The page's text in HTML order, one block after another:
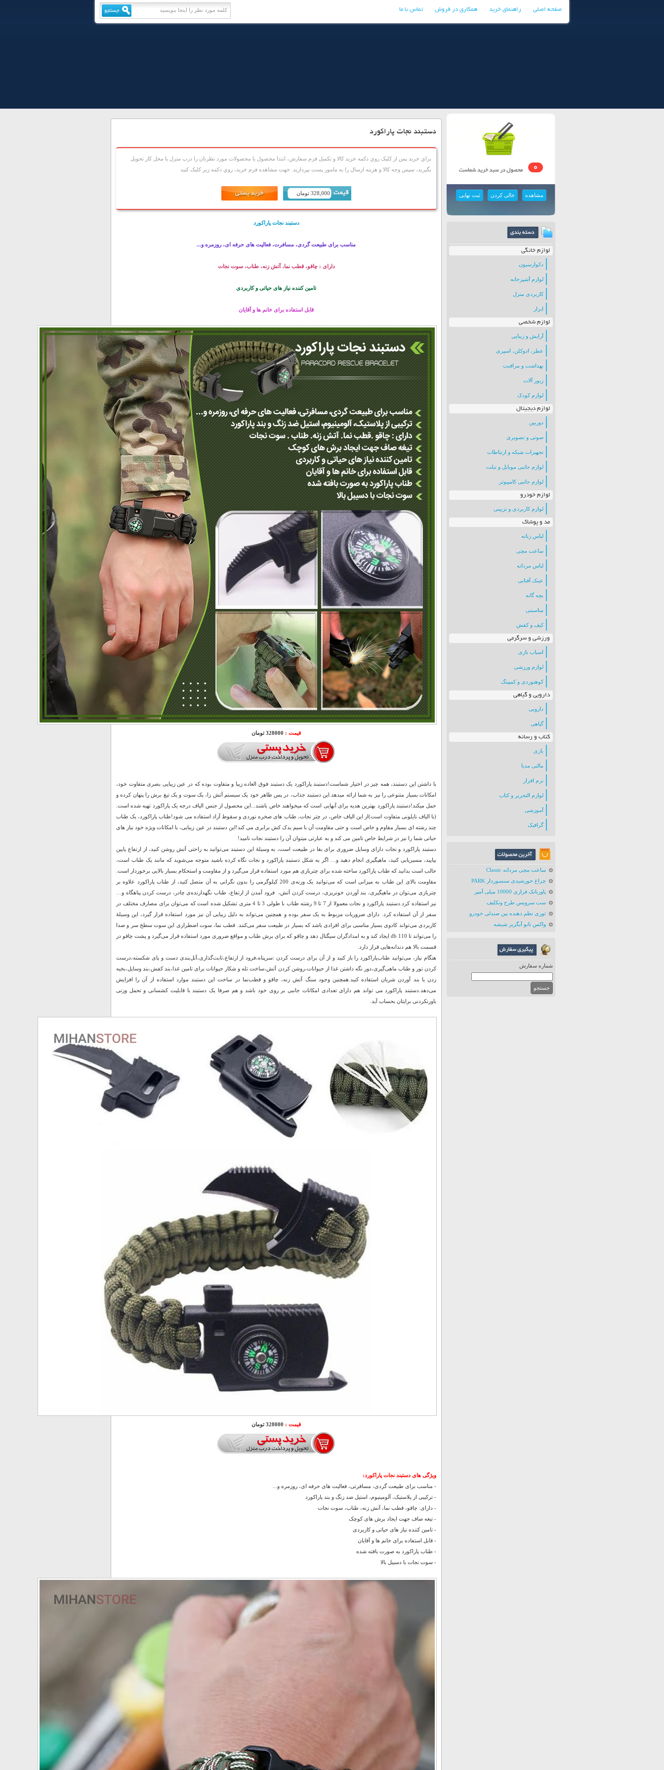
صفحه اصلی راهنمای خرید همکاری در فروش تماس با ما
0
مشاهده خالی کردن ثبت نهایی
لوازم خانگی
دکوارسیون
لوازم آشپزخانه
کاربردی منزل
ابزار
لوازم شخصی
آرایش و زیبایی
عطر، ادوکلن، اسپری
بهداشت و مراقبت
زیور آلات
لوازم کودک
لوازم دیجیتال
دوربین
صوتی و تصویری
تجهیزات شبکه و ارتباطات
لوازم جانبی موبایل و تبلت
لوازم جانبی کامپیوتر
لوازم خودرو
لوازم کاربردی و تزیینی
مد و پوشاک
لباس زنانه
ساعت مچی
لباس مردانه
عینک آفتابی
بچه گانه
مناسبتی
کیف و کفش
ورزشی و سرگرمی
اسباب بازی
لوازم ورزشی
کوهنوردی و کمپینگ
دارویی و گیاهی
دارویی
گیاهی
کتاب و رسانه
بازی
مالتی مدیا
نرم افزار
لوازم التحریر و کتاب
آموزشی
گرافیک
ساعت مچی مردانه Classic
چراغ خورشیدی سنسوردار PARK
پاوربانک فراری 10000 میلی آمپر
ست سرویس طرح ونکلیف
توری نظم دهنده بین صندلی خودرو
واکس نانو آبگریز شیشه
شماره سفارش
دستبند نجات پاراکورد
براي خريد پس از کليک روي دکمه خريد کالا و تکميل فرم سفارش، ابتدا محصول يا محصولات مورد نظرتان را درب منزل يا محل کار تحويل
بگيريد، سپس وجه کالا و هزينه ارسال را به مامور پست بپردازيد. جهت مشاهده فرم خريد، روي دکمه زير کليک کنيد
328,000 تومان
دستبند نجات پاراکورد
مناسب برای طبیعت گردی، مسافرت، فعالیت های حرفه ای، روزمره و...
دارای : چاقو، قطب نما، آتش زنه، طناب، سوت نجات
تامین کننده نیاز های حیاتی و کاربردی
قابل استفاده برای خانم ها و آقایان
قیمت : 328000 تومان
با داشتن این دستبند، همه چیز در اختیار شماست!دستبند پاراکورد یک دستبند فوق العاده زیبا و متفاوت بوده که در عین زیبایی بصری متفاوت خود،
امکانات بسیار متنوعی را نیز به شما ارائه میدهد.این دستبند جذاب، در پس ظاهر خود یک سیستم آتش زا، یک سوت و یک تیغ برش را پنهان کرده و
حمل میکند!دستبند پاراکورد بهترین هدیه برای آنهایی است که میخواهند خاص باشند...این محصول از جنس الیاف درجه یک پاراکورد تهیه شده است.
(با الیاف نایلونی متفاوت است)از این الیاف خاص، در چتر نجات، طناب های صخره نوردی و سقوط آزاد استفاده می شود!طناب پاراکورد، یک طناب
چند رشته ای بسیار مقاوم و خاص است و حتی مقاومت آن با سیم یدک کش برابری می کند!این دستبند در عین زیبایی، با امکانات ویژه خود نیاز های
حیاتی شما را نیز در شرایط خاص تامین می کند و به عبارتی میتوان آن را دستبند نجات نامید!
دستبند پاراکورد و نجات دارای وسایل ضروری برای بقا در طبیعت است، به وسیلۀ این دستبند می‌‌توانید به راحتی آتش روشن کنید، از ارتفاع پایین
بیایید، مسیریابی کنید، ماهیگیری انجام دهید و… اگر به شکل دستبند پاراکورد و نجات نگاه کرده باشید متوجه می‌‌شوید که مانند یک طناب است،
جالب است بدانید که طناب پاراکورد ساخته شده برای چتربازی هم مورد استفاده قرار می‌‌گیرد و از مقاومت و استحکام بسیار بالایی برخوردار است.
مقاومت بالای این طناب به میزانی است که می‌‌توانید یک وزنه‌‌ی 200 کیلوگرمی را بدون نگرانی به آن متصل کنید، از طناب پاراکورد علاوه بر
چتربازی می‌‌توان در ماهیگیری، بند آوردن خونریزی، درست کردن آتش، فرود آمدن از ارتفاع، طناب نگهدارنده‌‌‌‌ی چادر، درست کردن پناهگاه و…
نیز استفاده کرد.دستبند پاراکورد و نجات معمولا از 7 تا 9 رشته طناب با طولی 3 تا 4 متری تشکیل شده است که می‌‌توان برای مصارف مختلف در
سفر از آن استفاده کرد. دارای ضروریات مربوط به یک سفر بوده و همچنین می‌‌تواند به دلیل زیبایی آن نیز مورد استفاده قرار گیرد، این وسیلۀ
کاربردی می‌‌تواند کادوی بسیار مناسبی برای افرادی باشد که بسیار در طبیعت سفر می‌‌کنند. قطب نما، سوت اضطراری این سوت سطح سر و صدا
را می‌تواند تا 110 db ایجاد کند و به امدادگران سیگنال دهد و چاقو که برای برش طناب و مواقع ضروری مورد استفاده قرار می‌گیرد و پشت چاقو در
قسمت بالا هم دندانه‌هایی قرار دارد.
هنگام نیاز، می‌توانید طناب‌پاراکورد را باز کنید و از آن برای درست کردن :سرپناه،فرود از ارتفاع،ثابت‌گذاری،آتل‌بندی دست و پای شکسته،درست
کردن تور و طناب ماهی‌گیری،دور نگه داشتن غذا از حیوانات،روشن کردن آتش،ساخت تله و شکار حیوانات برای تامین غذا،بند کفش،بند وسایل،بخیه
زدن یا بند آوردن شریان استفاده کنید.همچنین وجود سنگ آتش زنه، چاقو و قطب‌نما در ساخت این دستبند موارد استفاده از آن را افزایش
می‌دهد.دستبند پاراکورد می تواند هم دارای تعدادی امکانات جانبی بر روی خود باشد و هم صرفا یک دستبند با قابلیت کشسانی و تحمل وزنی
باورنکردنی برایتان بحساب آید.
قیمت : 328000 تومان
ویژگی های دستبند نجات پاراکورد:
- مناسب برای طبیعت گردی، مسافرتی، فعالیت های حرفه ای، روزمره و...
- ترکیبی از پلاستیک، آلومینیوم، استیل ضد زنگ و بند پاراکورد
- دارای: چاقو، قطب نما، آتش زنه، طناب، سوت نجات
- تیغه صاف جهت ایجاد برش های کوچک
- تامین کننده نیاز های حیاتی و کاربردی
- قابل استفاده برای خانم ها و آقایان
- طناب پاراکورد به صورت بافته شده
- سوت نجات با دسیبل بالا